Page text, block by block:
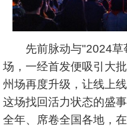
先前脉动与"2024草
场，一经首发便吸引大
州场再度升级，让线上
这场找回活力状态的盛
全年、席卷全国各地，